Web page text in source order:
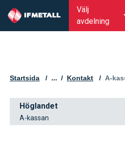
Välj
avdelning
Startsida ... Kontakt A-
Höglandet
A-kassan